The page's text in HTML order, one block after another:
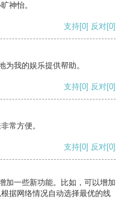
神怡。
支持[0] 反对[0]
为我的娱乐提供帮助。
支持[0] 反对[0]
常方便。
支持[0] 反对[0]
加一些新功能。比如，可以增加
据网络情况自动选择最优的线